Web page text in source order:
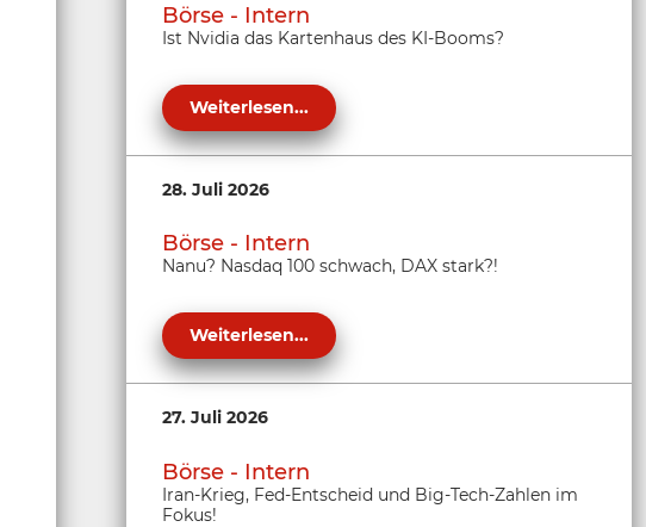
Börse - Intern
Ist Nvidia das Kartenhaus des KI-Booms?
Weiterlesen...
28. Juli 2026
Börse - Intern
Nanu? Nasdaq 100 schwach, DAX stark?!
Weiterlesen...
27. Juli 2026
Börse - Intern
Iran-Krieg, Fed-Entscheid und Big-Tech-Zahlen im
Fokus!